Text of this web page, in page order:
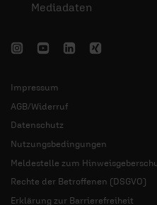
Mediadaten
Impressum
AGB/Widerruf
Datenschutz
Nutzungsbedingungen
Meldestelle zum
Rechte der Betroffenen (DSGVO)
Erklärung zur Barrierefreiheit